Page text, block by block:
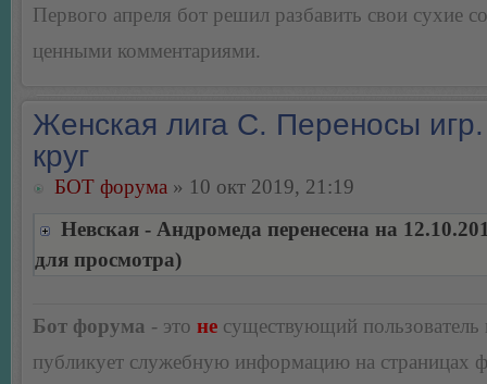
Первого апреля бот решил разбавить свои сухие
ценными комментариями.
Женская лига С. Переносы
круг
БОТ форума » 10 окт 2019, 21:19
Невская - Андромеда перенесена на
для просмотра)
Бот форума - это не существующий пользователь
публикует служебную информацию на страницах